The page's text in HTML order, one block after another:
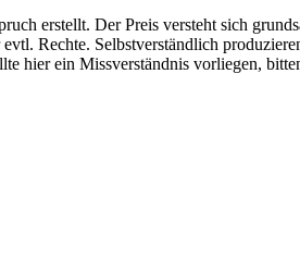
erstellt. Der Preis versteht sich
Rechte. Selbstverständlich
hier ein Missverständnis vorliegen,